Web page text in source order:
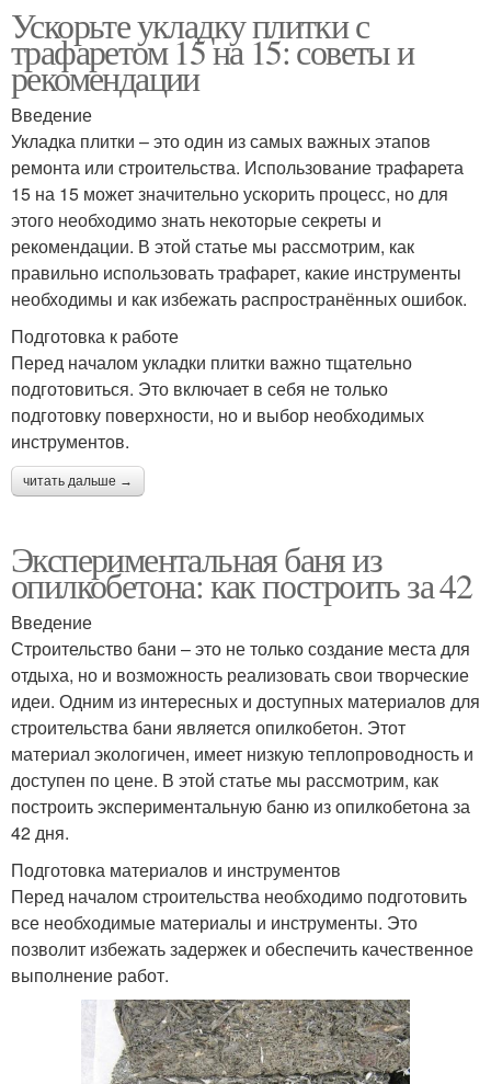
Ускорьте укладку плитки с
трафаретом 15 на 15: советы и
рекомендации
Введение
Укладка плитки – это один из самых важных этапов
ремонта или строительства. Использование трафарета
15 на 15 может значительно ускорить процесс, но для
этого необходимо знать некоторые секреты и
рекомендации. В этой статье мы рассмотрим, как
правильно использовать трафарет, какие инструменты
необходимы и как избежать распространённых ошибок.
Подготовка к работе
Перед началом укладки плитки важно тщательно
подготовиться. Это включает в себя не только
подготовку поверхности, но и выбор необходимых
инструментов.
читать дальше →
Экспериментальная баня из
опилкобетона: как построить за 42
Введение
Строительство бани – это не только создание места для
отдыха, но и возможность реализовать свои творческие
идеи. Одним из интересных и доступных материалов для
строительства бани является опилкобетон. Этот
материал экологичен, имеет низкую теплопроводность и
доступен по цене. В этой статье мы рассмотрим, как
построить экспериментальную баню из опилкобетона за
42 дня.
Подготовка материалов и инструментов
Перед началом строительства необходимо подготовить
все необходимые материалы и инструменты. Это
позволит избежать задержек и обеспечить качественное
выполнение работ.